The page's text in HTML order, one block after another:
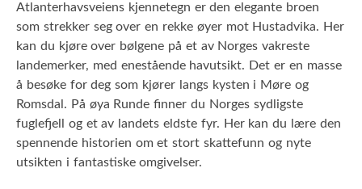
Atlanterhavsveiens kjennetegn er den elegante broen
som strekker seg over en rekke øyer mot Hustadvika. Her
kan du kjøre over bølgene på et av Norges vakreste
landemerker, med enestående havutsikt. Det er en masse
å besøke for deg som kjører langs kysten i Møre og
Romsdal. På øya Runde finner du Norges sydligste
fuglefjell og et av landets eldste fyr. Her kan du lære den
spennende historien om et stort skattefunn og nyte
utsikten i fantastiske omgivelser.